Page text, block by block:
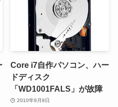
Core i7自作パソコン、ハー
ドディスク
「WD1001FALS」が故障
2010年9月9日